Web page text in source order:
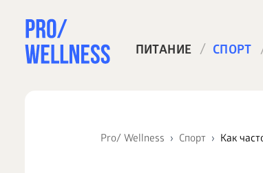
ПИТАНИЕ / СПОРТ
Pro/ Wellness Спорт Как